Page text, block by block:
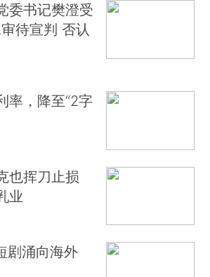
委书记樊澄受
待宣判 否认
率，降至“2字
也挥刀止损
业
剧涌向海外